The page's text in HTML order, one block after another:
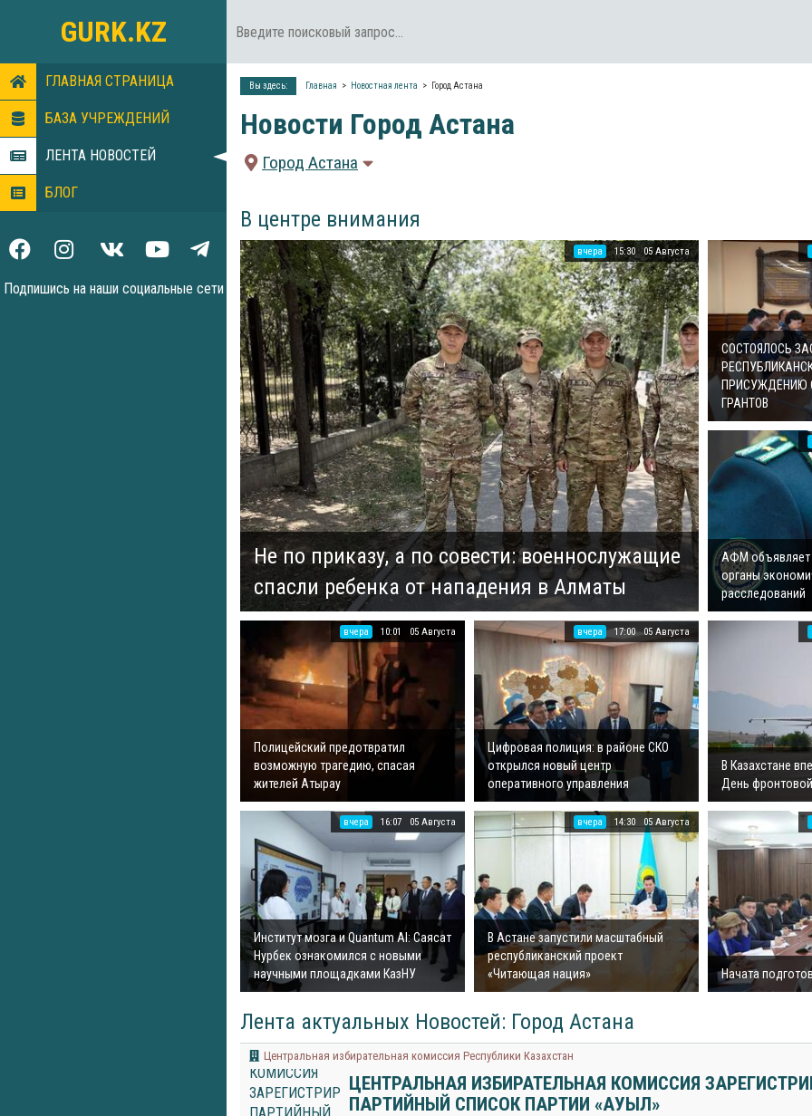
GURK.KZ
ГЛАВНАЯ СТРАНИЦА
БАЗА УЧРЕЖДЕНИЙ
ЛЕНТА НОВОСТЕЙ
БЛОГ
Подпишись на наши социальные сети
Вы здесь: Главная Новостная лента Город Астана
Новости Город Астана
Город Астана
В центре внимания
вчера 15:3005 Августа
Не по приказу, а по совести: военнослужащие
спасли ребенка от нападения в Алматы
СОСТОЯЛОСЬ
ПРИСУЖДЕНИЮ
ГРАНТОВ
АФМ объявляет
органы
расследований
вчера 10:01 05 Августа
Полицейский предотвратил
возможную трагедию, спасая
жителей Атырау
вчера 17:0005 Августа
Цифровая полиция: в районе СКО
открылся новый центр
оперативного управления
В Казахстане
День
вчера 16:07 05 Августа
Институт мозга и Quantum AI: Саясат
Нурбек ознакомился с новыми
научными площадками КазНУ
вчера 14:30 05 Августа
В Астане запустили масштабный
республиканский проект
«Читающая нация»
Начата
Лента актуальных Новостей: Город Астана
Центральная избирательная комиссия Республики Казахстан
ЦЕНТРАЛЬНАЯ ИЗБИРАТЕЛЬНАЯ КОМИССИЯ
ПАРТИЙНЫЙ СПИСОК ПАРТИИ «АУЫЛ»